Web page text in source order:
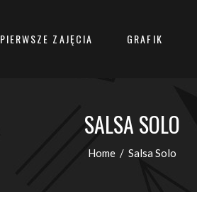
PIERWSZE ZAJĘCIA GRAFIK
SALSA SOLO
Home/ Salsa Solo